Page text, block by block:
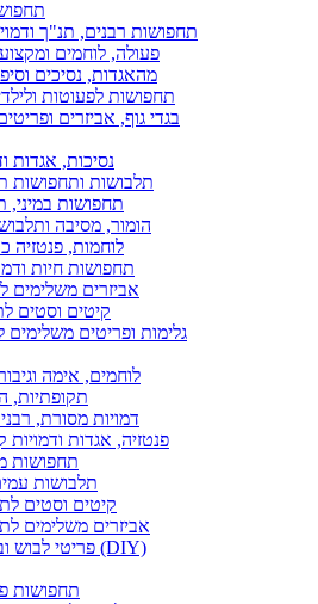
תחפושות רבנים, תנ"ך
פעולה, לוחמים
מהאגדות, נסיכים
תחפושות לפעוטות ולילדי
בגדי גוף, אביזרים
נסיכות, אגדות
תלבושות ותחפושות
תחפושות במיני,
הומור, מסיבה
לוחמות, פנטזיה
תחפושות חיות
אביזרים משלימים
קיטים וסטים
גלימות ופריטים
לוחמים, אימה
תקופתיות,
דמויות מסורת,
פנטזיה, אגדות ודמויות
תחפושות
תלבושות
קיטים וסטים
אביזרים משלימים
פריטי לבוש ובסיס לתחפושות (DIY)
תחפושות